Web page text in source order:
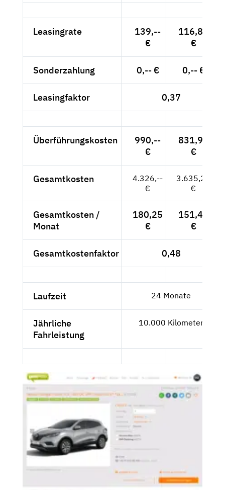
Leasingrate
139,--
€
116,81
€
Sonderzahlung 0,-- € 0,-- €
Leasingfaktor 0,37
Überführungskosten
990,--
€
831,93
€
Gesamtkosten
4.326,--
€
3.635,29
€
Gesamtkosten /
Monat
180,25
€
151,47
€
Gesamtkostenfaktor 0,48
Laufzeit 24 Monate
Jährliche
Fahrleistung
10.000 Kilometer